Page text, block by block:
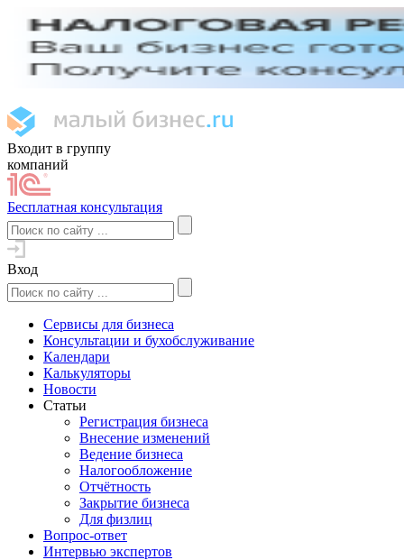
Входит в группу
компаний
Бесплатная консультация
Вход
Сервисы для бизнеса
Консультации и бухобслуживание
Календари
Калькуляторы
Новости
Статьи
Регистрация бизнеса
Внесение изменений
Ведение бизнеса
Налогообложение
Отчётность
Закрытие бизнеса
Для физлиц
Вопрос-ответ
Интервью экспертов